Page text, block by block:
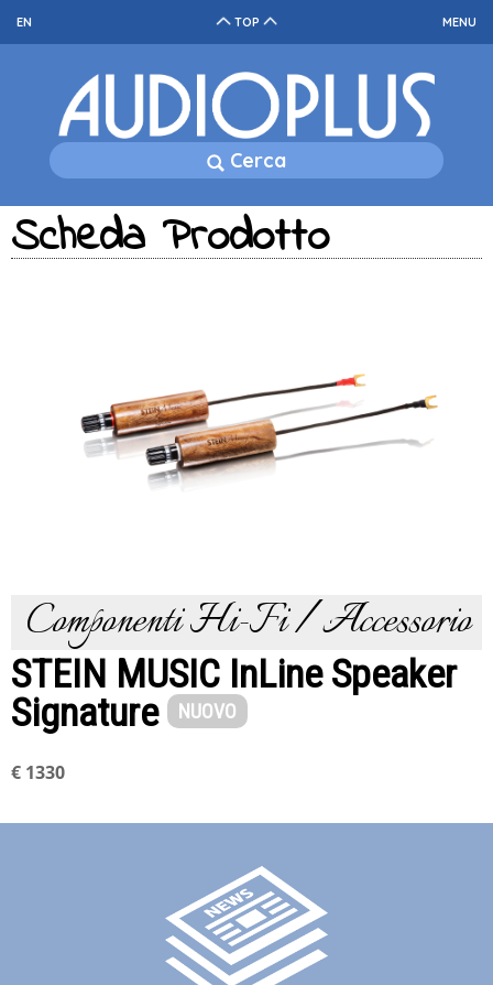
TOP MENU
EN
Cerca
Scheda Prodotto
Componenti Hi-Fi / Accessorio
STEIN MUSIC InLine Speaker
Signature
NUOVO
€ 1330